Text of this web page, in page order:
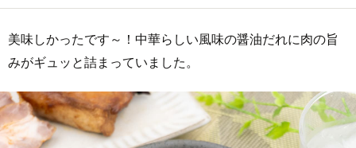
美味しかったです～！中華らしい風味の醤油だれに肉の旨
みがギュッと詰まっていました。